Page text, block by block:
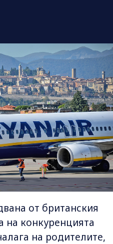
от британския
на конкуренцията
на родителите,